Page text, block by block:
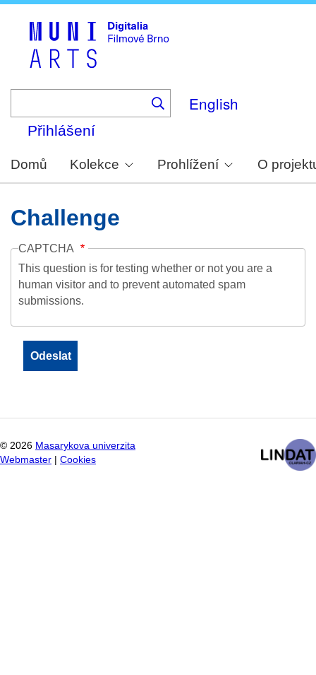
English
Přihlášení
Domů Kolekce Prohlížení O
Challenge
CAPTCHA
This question is for testing whether or not you are a
human visitor and to prevent automated spam
submissions.
© 2026 Masarykova univerzita
Webmaster
Cookies